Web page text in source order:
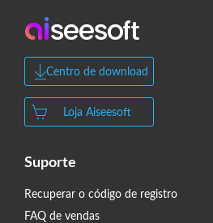
Centro de download
Loja Aiseesoft
Suporte
Recuperar o código de registro
FAQ de vendas